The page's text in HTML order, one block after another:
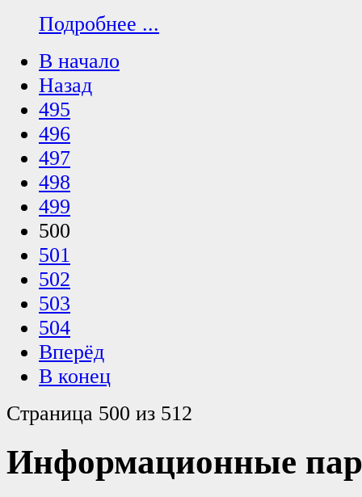
Подробнее ...
В начало
Назад
495
496
497
498
499
500
501
502
503
504
Вперёд
В конец
Страница 500 из 512
Информационные